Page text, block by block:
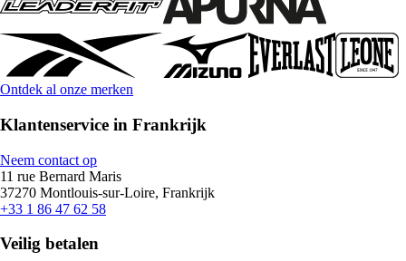
Ontdek al onze merken
Klantenservice in Frankrijk
Neem contact op
11 rue Bernard Maris
37270 Montlouis-sur-Loire, Frankrijk
+33 1 86 47 62 58
Veilig betalen